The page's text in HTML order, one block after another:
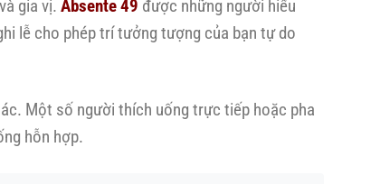
gia vị. Absente 49 được những người hiểu
lễ cho phép trí tưởng tượng của bạn tự do
Một số người thích uống trực tiếp hoặc pha
hỗn hợp.